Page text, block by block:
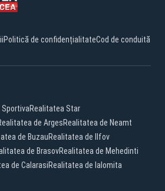
Politică de confidențialitateCod de conduită
Realitatea Star
de ArgesRealitatea de Neamt
de BuzauRealitatea de Ilfov
de BrasovRealitatea de Mehedinti
de CalarasiRealitatea de Ialomita